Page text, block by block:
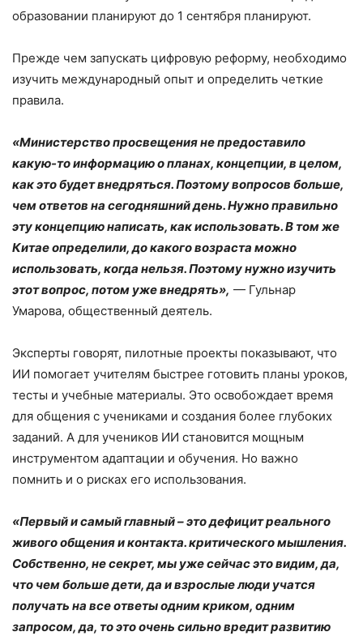
образовании планируют до 1 сентября планируют.
Прежде чем запускать цифровую реформу, необходимо
изучить международный опыт и определить четкие
правила.
«Министерство просвещения не предоставило
какую-то информацию о планах, концепции, в целом,
как это будет внедряться. Поэтому вопросов больше,
чем ответов на сегодняшний день. Нужно правильно
эту концепцию написать, как использовать. В том же
Китае определили, до какого возраста можно
использовать, когда нельзя. Поэтому нужно изучить
этот вопрос, потом уже внедрять», — Гульнар
Умарова, общественный деятель.
Эксперты говорят, пилотные проекты показывают, что
ИИ помогает учителям быстрее готовить планы уроков,
тесты и учебные материалы. Это освобождает время
для общения с учениками и создания более глубоких
заданий. А для учеников ИИ становится мощным
инструментом адаптации и обучения. Но важно
помнить и о рисках его использования.
«Первый и самый главный – это дефицит реального
живого общения и контакта. критического мышления.
Собственно, не секрет, мы уже сейчас это видим, да,
что чем больше дети, да и взрослые люди учатся
получать на все ответы одним криком, одним
запросом, да, то это очень сильно вредит развитию